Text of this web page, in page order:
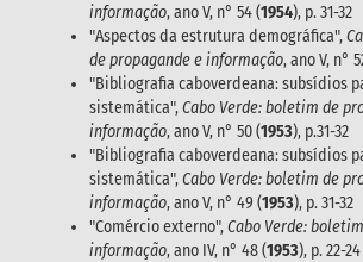
informação, ano V, n° 54 (1954), p. 31-32
"Aspectos da estrutura demográfica",
de propagande e informação, ano V, n°
"Bibliografia caboverdeana: subsídios
sistemática",Cabo Verde: boletim de
informação, ano V, n° 50 (1953), p.31-32
"Bibliografia caboverdeana: subsídios
sistemática",Cabo Verde: boletim de
informação, ano V, n° 49 (1953), p. 31-32
"Comércio externo",Cabo Verde:
informação, ano IV, n° 48 (1953), p. 22-24